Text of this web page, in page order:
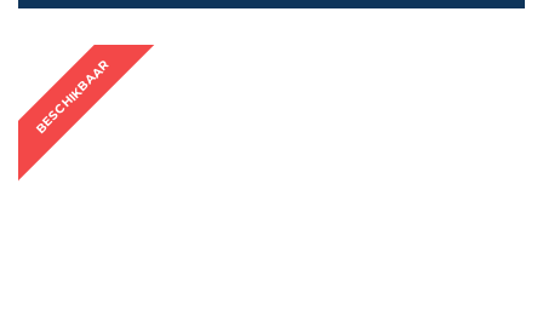
BESCHIKBAAR